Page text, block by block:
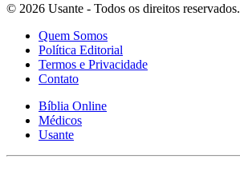
© 2026 Usante - Todos os direitos reservados.
Quem Somos
Política Editorial
Termos e Privacidade
Contato
Bíblia Online
Médicos
Usante